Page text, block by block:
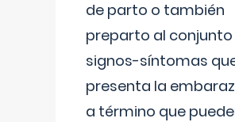
de parto o también
preparto al
signos-síntomas
presenta la
a término que